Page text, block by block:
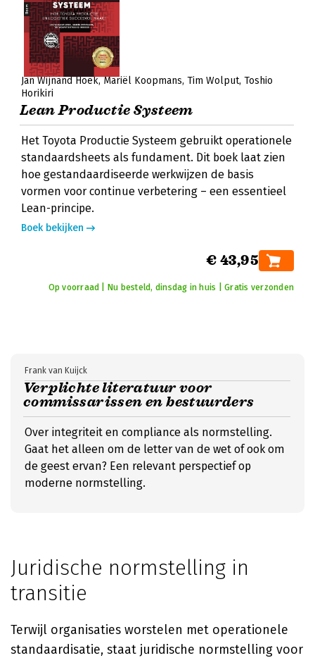
Jan Wijnand Hoek Mariël Koopmans Tim Wolput Toshio
Horikiri
Lean Productie Systeem
Het Toyota Productie Systeem gebruikt operationele
standaardsheets als fundament. Dit boek laat zien
hoe gestandaardiseerde werkwijzen de basis
vormen voor continue verbetering – een essentieel
Lean-principe.
Boek bekijken
€ 43,95
Op voorraad | Nu besteld, dinsdag in huis | Gratis verzonden
Verplichte literatuur voor
commissarissen en bestuurders
Frank van Kuijck
Over integriteit en compliance als normstelling.
Gaat het alleen om de letter van de wet of ook om
de geest ervan? Een relevant perspectief op
moderne normstelling.
Juridische normstelling in
transitie
Terwijl organisaties worstelen met operationele
standaardisatie, staat juridische normstelling voor